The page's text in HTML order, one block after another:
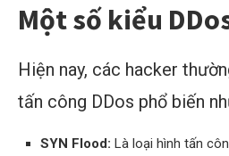
Một số kiểu
Hiện nay, các hacker
tấn công DDos phổ biến
SYN Flood: Là loại hình tấn